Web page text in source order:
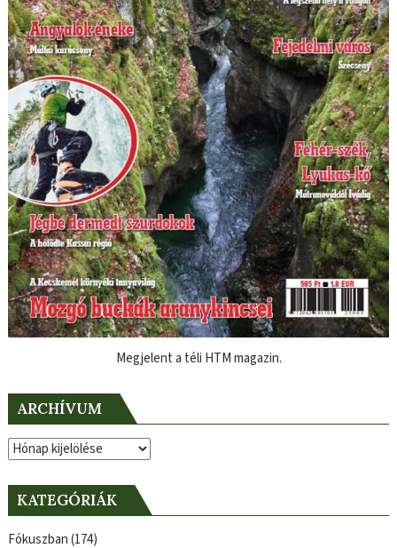
Megjelent a téli HTM magazin.
ARCHÍVUM
Archívum
KATEGÓRIÁK
Fókuszban(174)